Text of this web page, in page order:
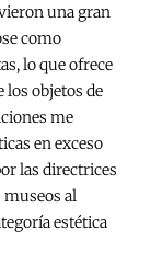
una gran
como
lo que ofrece
los objetos de
me
en exceso
las directrices
al
estética